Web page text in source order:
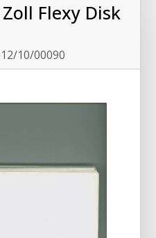
Flexy Disk
10/00090